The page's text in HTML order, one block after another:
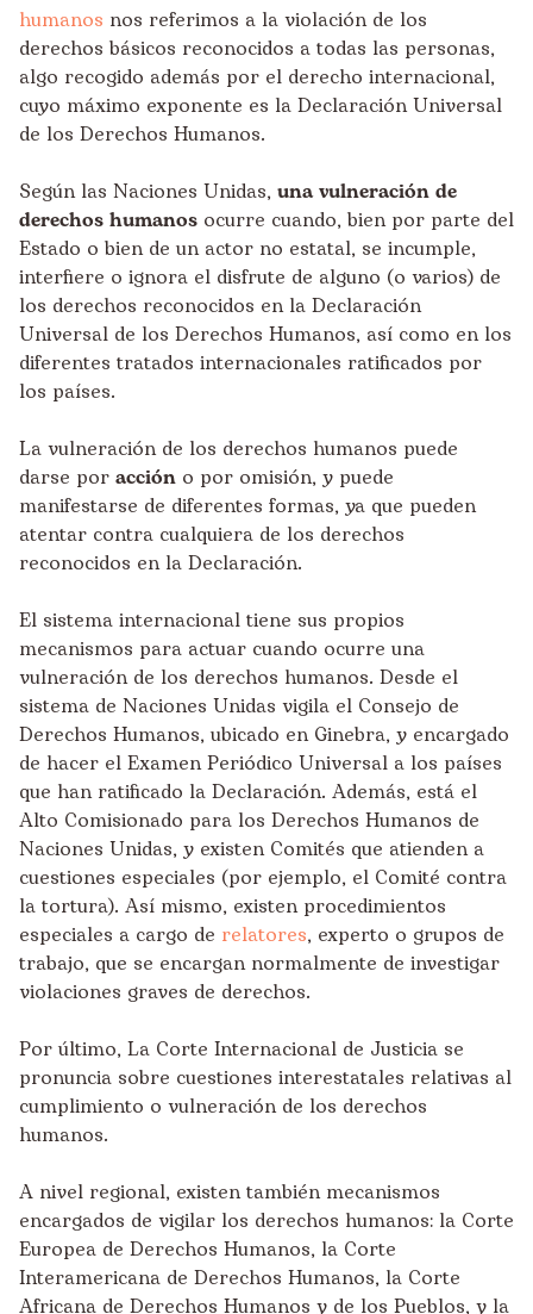
humanos nos referimos a la violación de los
derechos básicos reconocidos a todas las personas,
algo recogido además por el derecho internacional,
cuyo máximo exponente es la Declaración Universal
de los Derechos Humanos.
Según las Naciones Unidas, una vulneración de
derechos humanos ocurre cuando, bien por parte del
Estado o bien de un actor no estatal, se incumple,
interfiere o ignora el disfrute de alguno (o varios) de
los derechos reconocidos en la Declaración
Universal de los Derechos Humanos, así como en los
diferentes tratados internacionales ratificados por
los países.
La vulneración de los derechos humanos puede
darse por acción o por omisión, y puede
manifestarse de diferentes formas, ya que pueden
atentar contra cualquiera de los derechos
reconocidos en la Declaración.
El sistema internacional tiene sus propios
mecanismos para actuar cuando ocurre una
vulneración de los derechos humanos. Desde el
sistema de Naciones Unidas vigila el Consejo de
Derechos Humanos, ubicado en Ginebra, y encargado
de hacer el Examen Periódico Universal a los países
que han ratificado la Declaración. Además, está el
Alto Comisionado para los Derechos Humanos de
Naciones Unidas, y existen Comités que atienden a
cuestiones especiales (por ejemplo, el Comité contra
la tortura). Así mismo, existen procedimientos
especiales a cargo de relatores, experto o grupos de
trabajo, que se encargan normalmente de investigar
violaciones graves de derechos.
Por último, La Corte Internacional de Justicia se
pronuncia sobre cuestiones interestatales relativas al
cumplimiento o vulneración de los derechos
humanos.
A nivel regional, existen también mecanismos
encargados de vigilar los derechos humanos: la Corte
Europea de Derechos Humanos, la Corte
Interamericana de Derechos Humanos, la Corte
Africana de Derechos Humanos y de los Pueblos, y la